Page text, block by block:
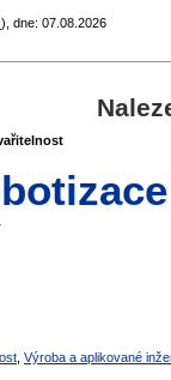
), dne: 07.08.2026
Výroba a aplikované